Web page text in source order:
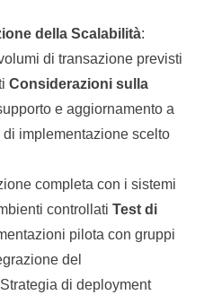
della Scalabilità:
di transazione previsti
Considerazioni sulla
e aggiornamento a
di implementazione scelto
completa con i sistemi
controllati Test di
pilota con gruppi
del
di deployment